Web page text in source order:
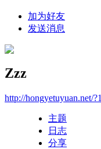
加为好友
发送消息
Zzz
http://hongyetuyuan.net/
主题
日志
分享